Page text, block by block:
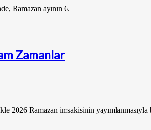
Ramazan ayının 6.
Zamanlar
2026 Ramazan imsakisinin